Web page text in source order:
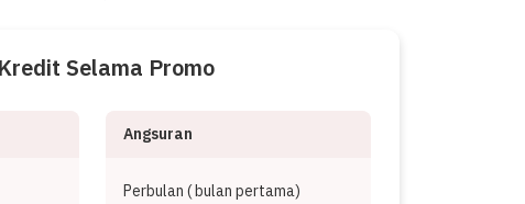
Selama Promo
Angsuran
Perbulan (bulan pertama)